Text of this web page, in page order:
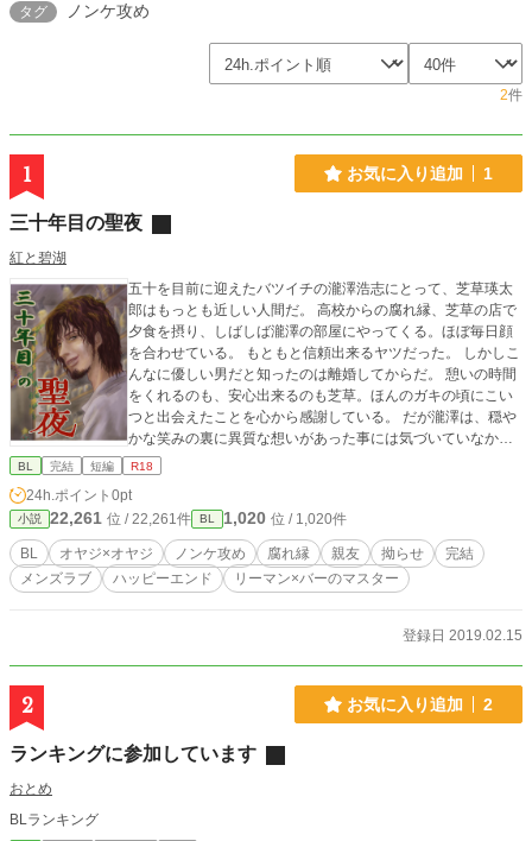
タグ ノンケ攻め
2件
1 お気に入り追加 1
三十年目の聖夜
紅と碧湖
五十を目前に迎えたバツイチの瀧澤浩志にとって、芝草瑛太
郎はもっとも近しい人間だ。 高校からの腐れ縁、芝草の店で
夕食を摂り、しばしば瀧澤の部屋にやってくる。ほぼ毎日顔
を合わせている。 もともと信頼出来るヤツだった。 しかしこ
んなに優しい男だと知ったのは離婚してからだ。 憩いの時間
をくれるのも、安心出来るのも芝草。ほんのガキの頃にこい
つと出会えたことを心から感謝している。 だが瀧澤は、穏や
かな笑みの裏に異質な想いがあった事には気づいていなかっ
た。
BL 完結 短編 R18
24h.ポイント 0pt
小説 22,261 位 / 22,261件 BL 1,020 位 / 1,020件
BL オヤジ×オヤジ ノンケ攻め 腐れ縁 親友 拗らせ
完結
メンズラブ
ハッピーエンド リーマン×バーのマスター
登録日 2019.02.15
2 お気に入り追加 2
ランキングに参加しています
おとめ
BLランキング